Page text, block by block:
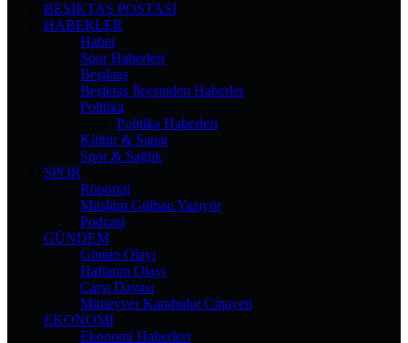
BEŞIKTAŞ POSTASI
HABERLER
Haber
Spor Haberleri
Beşiktaş
Beşiktaş İlçesinden Haberler
Politika
Politika Haberleri
Kültür & Sanat
Spor & Sağlık
SPOR
Röportaj
Müslüm Gülhan Yazıyor
Podcast
GÜNDEM
Günün Olayı
Haftanın Olayı
Çarşı Davası
Münevver Karabulut Cinayeti
EKONOMI
Ekonomi Haberleri